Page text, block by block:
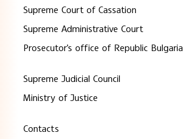
Supreme Court of Cassation
Supreme Administrative Court
Prosecutor's office of Republic Bulgaria
Supreme Judicial Council
Ministry of Justice
Contacts